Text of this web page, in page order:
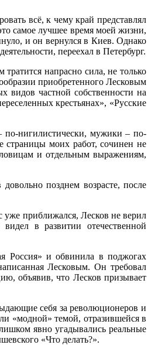
всё, к чему край представлял
самое лучшее время моей жизни,
и он вернулся в Киев. Однако
переехал в Петербург.
напрасно сила, не только
приобретенного Лесковым
частной собственности на
крестьянах», «Русские
по-нигилистически, мужики – по-
моих работ, сочинен не
и отдельным выражениям,
позднем возрасте, после
уже приближался, Лесков не верил
в развитии отечественной
Россия» и обвинила в поджогах
Лесковым. Он требовал
объявив, что Лесков призывает
себя за революционеров и
«модной» темой, отразившейся в
явно угадывались реальные
«Что делать?».